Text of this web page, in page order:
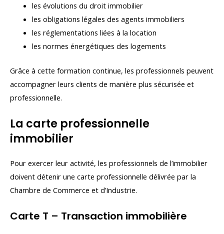
les évolutions du droit immobilier
les obligations légales des agents immobiliers
les réglementations liées à la location
les normes énergétiques des logements
Grâce à cette formation continue, les professionnels peuvent
accompagner leurs clients de manière plus sécurisée et
professionnelle.
La carte professionnelle
immobilier
Pour exercer leur activité, les professionnels de l’immobilier
doivent détenir une carte professionnelle délivrée par la
Chambre de Commerce et d’Industrie.
Carte T – Transaction immobilière